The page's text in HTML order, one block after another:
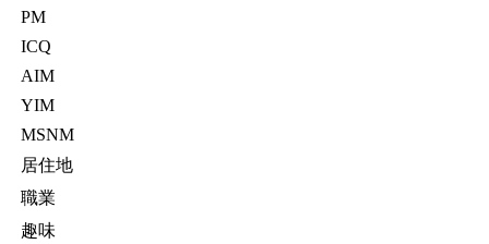
PM
ICQ
AIM
YIM
MSNM
居住地
職業
趣味